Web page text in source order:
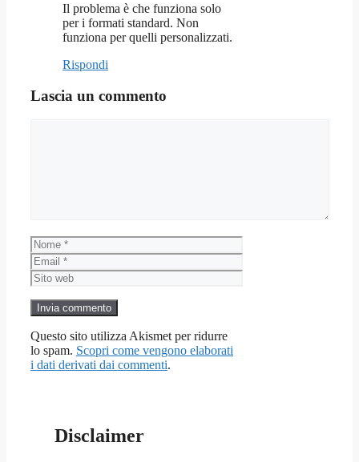
Il problema è che funziona solo
per i formati standard. Non
funziona per quelli personalizzati.
Rispondi
Lascia un commento
Nome
Email
Sito
web
Questo sito utilizza Akismet per ridurre
lo spam. Scopri come vengono elaborati
i dati derivati dai commenti.
Disclaimer